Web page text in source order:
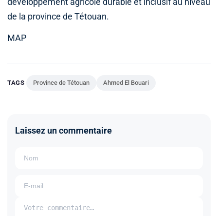
de la province de Tétouan.
MAP
TAGS Province de Tétouan Ahmed El Bouari
Laissez un commentaire